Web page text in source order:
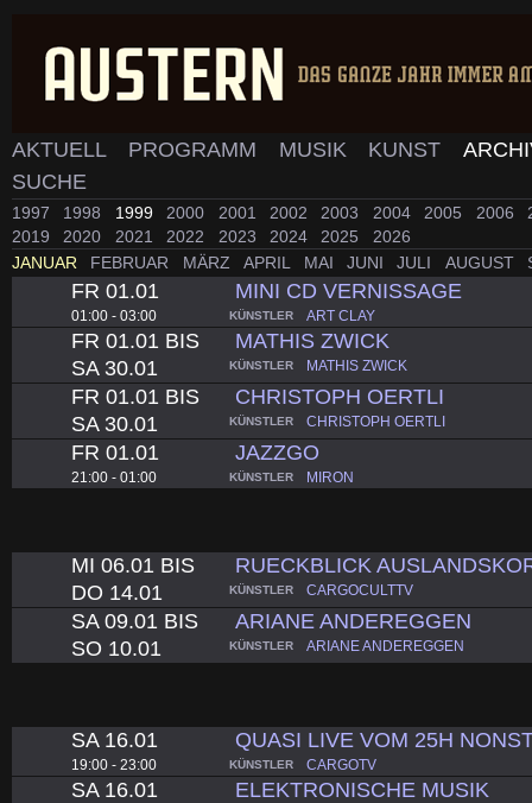
AKTUELL PROGRAMM MUSIK KUNST
SUCHE
1997 1998 1999 2000 2001 2002 2003 2004 2005 2006
2019
2020 2021 2022 2023 2024 2025
2026
JANUAR
FEBRUAR MÄRZ APRIL MAI JUNI JULI AUGUST
FR 01.01
01:00 - 03:00
MINI CD VERNISSAGE
KÜNSTLER ART CLAY
FR 01.01 BIS
SA 30.01
MATHIS ZWICK
KÜNSTLER MATHIS ZWICK
FR 01.01 BIS
SA 30.01
CHRISTOPH OERTLI
KÜNSTLER CHRISTOPH OERTLI
FR 01.01
21:00 - 01:00
JAZZGO
KÜNSTLER MIRON
MI 06.01 BIS
DO 14.01
RUECKBLICK
KÜNSTLER CARGOCULTTV
SA 09.01 BIS
SO 10.01
ARIANE ANDEREGGEN
KÜNSTLER ARIANE ANDEREGGEN
SA 16.01
19:00 - 23:00
QUASI LIVE VOM 25H
KÜNSTLER CARGOTV
SA 16.01 ELEKTRONISCHE MUSIK